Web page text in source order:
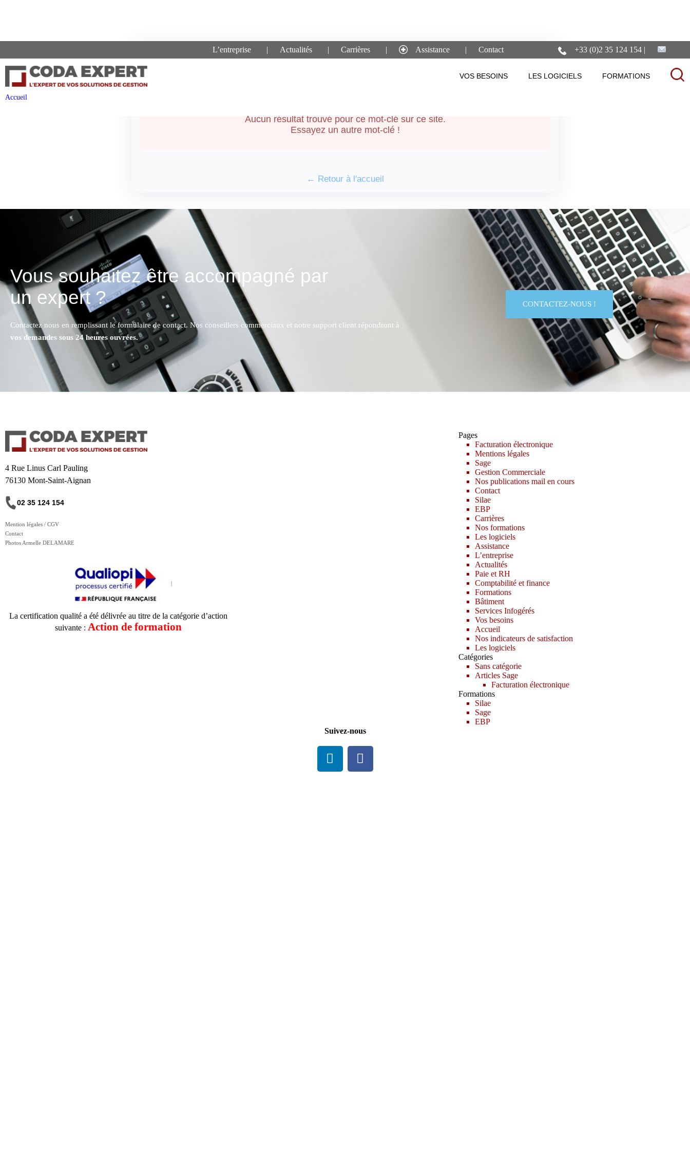
L’entreprise Actualités Carrières Assistance Contact +33 (0)2 35 124 154
VOS BESOINS LES LOGICIELS FORMATIONS
Accueil
Aucun résultat trouvé pour ce mot-clé sur ce site.
Essayez un autre mot-clé !
← Retour à l'accueil
Vous souhaitez être accompagné par
un expert ?
Contactez nous en remplissant le formulaire de contact. Nos conseillers commerciaux et notre support client répondront à
vos demandes sous 24 heures ouvrées.
CONTACTEZ-NOUS !
4 Rue Linus Carl Pauling
76130 Mont-Saint-Aignan
02 35 124 154
Mention légales / CGV
Contact
Photos Armelle DELAMARE
La certification qualité a été délivrée au titre de la catégorie d’action
suivante : Action de formation
Pages
Facturation électronique
Mentions légales
Sage
Gestion Commerciale
Nos publications mail en cours
Contact
Silae
EBP
Carrières
Nos formations
Les logiciels
Assistance
L’entreprise
Actualités
Paie et RH
Comptabilité et finance
Formations
Bâtiment
Services Infogérés
Vos besoins
Accueil
Nos indicateurs de satisfaction
Les logiciels
Catégories
Sans catégorie
Articles Sage
Facturation électronique
Formations
Silae
Sage
EBP
Suivez-nous